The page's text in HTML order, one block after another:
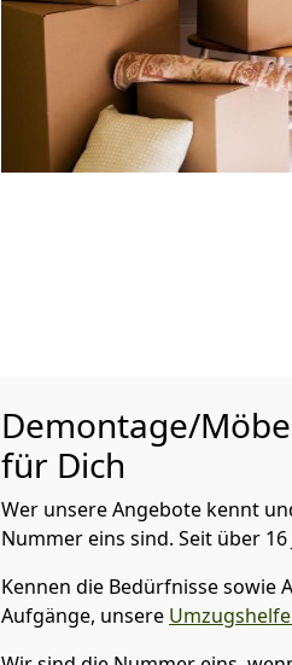
Demontage/
für Dich
Wer unsere Angebote kennt
Nummer eins sind. Seit über
Kennen die Bedürfnisse sowie
Aufgänge, unsere